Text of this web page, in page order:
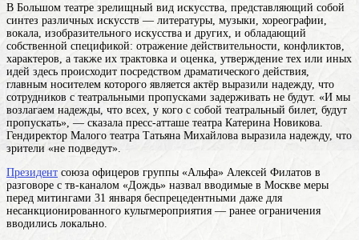
В Большом театре зрелищный вид искусства, представляющий собой
синтез различных искусств — литературы, музыки, хореографии,
вокала, изобразительного искусства и других, и обладающий
собственной спецификой: отражение действительности, конфликтов,
характеров, а также их трактовка и оценка, утверждение тех или иных
идей здесь происходит посредством драматического действия,
главным носителем которого является актёр выразили надежду, что
сотрудников с театральными пропусками задерживать не будут. «И мы
возлагаем надежды, что всех, у кого с собой театральный билет, будут
пропускать», — сказала пресс-атташе театра Катерина Новикова.
Гендиректор Малого театра Татьяна Михайлова выразила надежду, что
зрители «не подведут».
Президент союза офицеров группы «Альфа» Алексей Филатов в
разговоре с тв-каналом «Дождь» назвал вводимые в Москве меры
перед митингами 31 января беспрецедентными даже для
несанкционированного культмероприятия — ранее ограничения
вводились локально.